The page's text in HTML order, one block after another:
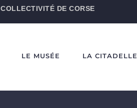
COLLECTIVITÉ DE CORSE
LE MUSÉE LA CITADELLE